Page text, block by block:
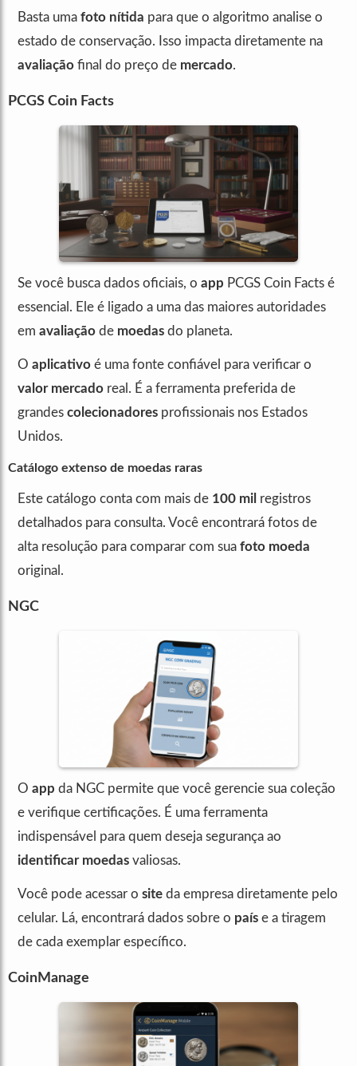
Basta uma foto nítida para que o algoritmo analise o
estado de conservação. Isso impacta diretamente na
avaliação final do preço de mercado.
PCGS Coin Facts
Se você busca dados oficiais, o app PCGS Coin Facts é
essencial. Ele é ligado a uma das maiores autoridades
em avaliação de moedas do planeta.
O aplicativo é uma fonte confiável para verificar o
valor mercado real. É a ferramenta preferida de
grandes colecionadores profissionais nos Estados
Unidos.
Catálogo extenso de moedas raras
Este catálogo conta com mais de 100 mil registros
detalhados para consulta. Você encontrará fotos de
alta resolução para comparar com sua foto moeda
original.
NGC
O app da NGC permite que você gerencie sua coleção
e verifique certificações. É uma ferramenta
indispensável para quem deseja segurança ao
identificar moedas valiosas.
Você pode acessar o site da empresa diretamente pelo
celular. Lá, encontrará dados sobre o país e a tiragem
de cada exemplar específico.
CoinManage